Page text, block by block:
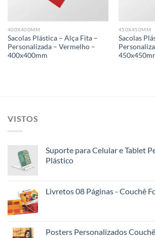
400X400MM
Sacolas Plástica – Alça Fita –
Personalizada – Vermelho –
400x400mm
450X450MM
Sacolas
VISTOS
Suporte para Celular e Tablet
Plástico
Livretos 08 Páginas - Couchê
Posters Personalizados